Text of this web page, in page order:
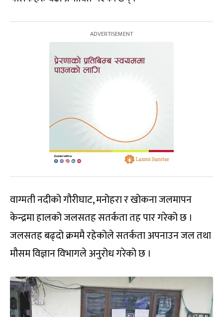
वाग्मती नदीको गौरीघाट, मनोहरा र खोकना जलमापन
केन्द्रमा हालको जलसतह सतर्कता तह पार गरेको छ ।
जलसतह बढ्दो क्रममै रहेकोले सतर्कता अपनाउन जल तथा
मौसम विज्ञान विभागले अनुरोध गरेको छ ।